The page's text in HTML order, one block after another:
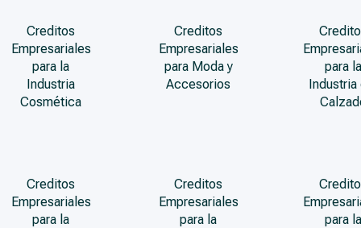
Creditos
Empresariales
para la
Industria
Cosmética
Creditos
Empresariales
para Moda y
Accesorios
para la
Industria
Creditos
Empresariales
para la
Creditos
Empresariales
para la
para la